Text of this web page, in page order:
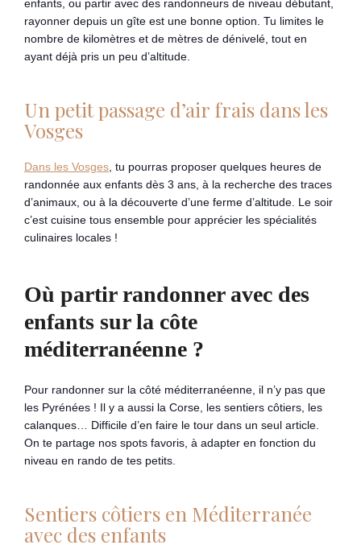
enfants, ou partir avec des randonneurs de niveau débutant,
rayonner depuis un gîte est une bonne option. Tu limites le
nombre de kilomètres et de mètres de dénivelé, tout en
ayant déjà pris un peu d’altitude.
Un petit passage d’air frais dans les
Vosges
Dans les Vosges , tu pourras proposer quelques heures de
randonnée aux enfants dès 3 ans, à la recherche des traces
d’animaux, ou à la découverte d’une ferme d’altitude. Le soir
c’est cuisine tous ensemble pour apprécier les spécialités
culinaires locales !
Où partir randonner avec des
enfants sur la côte
méditerranéenne ?
Pour randonner sur la côté méditerranéenne, il n’y pas que
les Pyrénées ! Il y a aussi la Corse, les sentiers côtiers, les
calanques… Difficile d’en faire le tour dans un seul article.
On te partage nos spots favoris, à adapter en fonction du
niveau en rando de tes petits.
Sentiers côtiers en Méditerranée
avec des enfants